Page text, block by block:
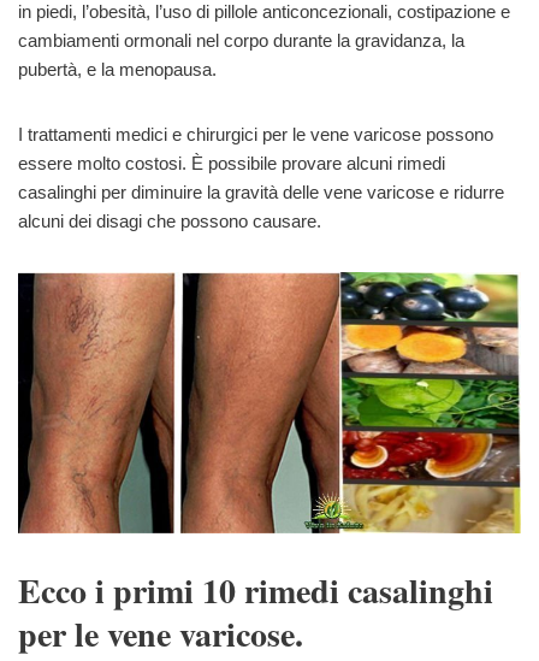
in piedi, l’obesità, l’uso di pillole anticoncezionali, costipazione e
cambiamenti ormonali nel corpo durante la gravidanza, la
pubertà, e la menopausa.
I trattamenti medici e chirurgici per le vene varicose possono
essere molto costosi. È possibile provare alcuni rimedi
casalinghi per diminuire la gravità delle vene varicose e ridurre
alcuni dei disagi che possono causare.
Ecco i primi 10 rimedi casalinghi
per le vene varicose.